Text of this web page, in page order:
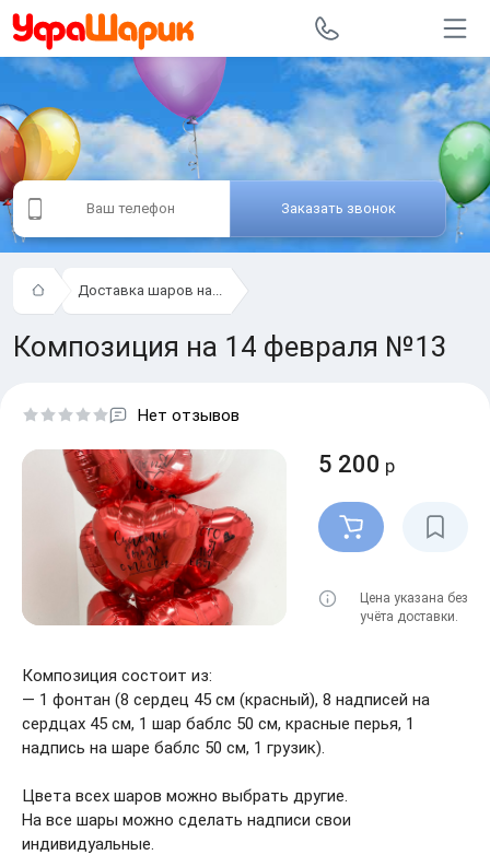
Заказать звонок
Доставка шаров на...
Композиция на 14 февраля №13
Нет отзывов
5 200 р
Цена указана без
учёта доставки.
Композиция состоит из:
— 1 фонтан (8 сердец 45 см (красный), 8 надписей на
сердцах 45 см, 1 шар баблс 50 см, красные перья, 1
надпись на шаре баблс 50 см, 1 грузик).
Цвета всех шаров можно выбрать другие.
На все шары можно сделать надписи свои
индивидуальные.